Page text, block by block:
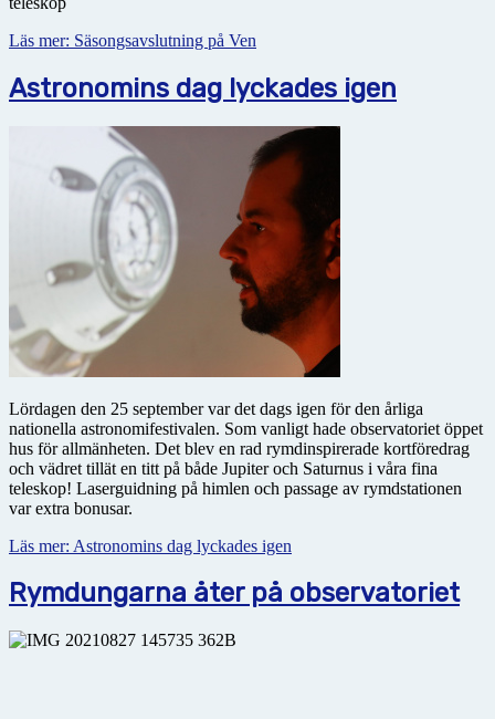
Läs mer: Säsongsavslutning på Ven
Astronomins dag lyckades igen
Lördagen den 25 september var det dags igen för den årliga
nationella astronomifestivalen. Som vanligt hade observatoriet öppet
hus för allmänheten. Det blev en rad rymdinspirerade kortföredrag
och vädret tillät en titt på både Jupiter och Saturnus i våra fina
teleskop! Laserguidning på himlen och passage av rymdstationen
var extra bonusar.
Läs mer: Astronomins dag lyckades igen
Rymdungarna åter på observatoriet